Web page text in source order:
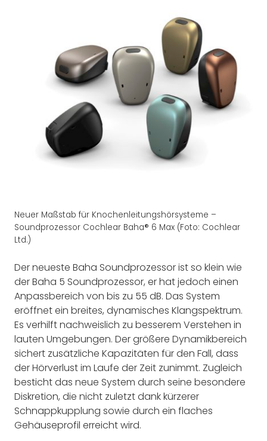
Neuer Maßstab für Knochenleitungshörsysteme –
Soundprozessor Cochlear Baha® 6 Max (Foto: Cochlear
Ltd.)
Der neueste Baha Soundprozessor ist so klein wie
der Baha 5 Soundprozessor, er hat jedoch einen
Anpassbereich von bis zu 55 dB. Das System
eröffnet ein breites, dynamisches Klangspektrum.
Es verhilft nachweislich zu besserem Verstehen in
lauten Umgebungen. Der größere Dynamikbereich
sichert zusätzliche Kapazitäten für den Fall, dass
der Hörverlust im Laufe der Zeit zunimmt. Zugleich
besticht das neue System durch seine besondere
Diskretion, die nicht zuletzt dank kürzerer
Schnappkupplung sowie durch ein flaches
Gehäuseprofil erreicht wird.